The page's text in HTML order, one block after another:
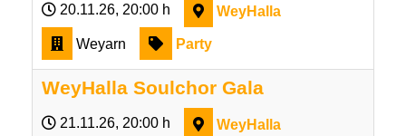
20.11.26, 20:00 h WeyHalla
Weyarn Party
WeyHalla Soulchor Gala
21.11.26, 20:00 h WeyHalla